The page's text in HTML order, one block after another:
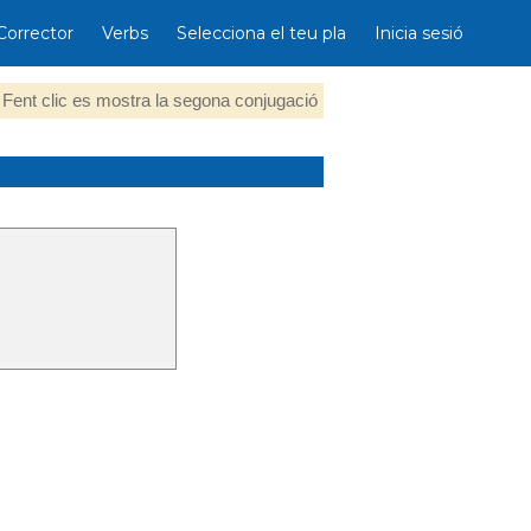
Verbs Selecciona el teu pla Inicia sesió
Fent clic es mostra la segona conjugació